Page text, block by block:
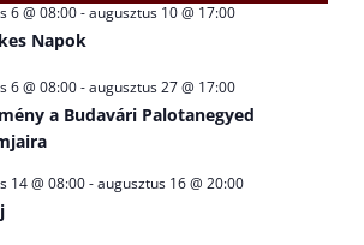
6 @ 08:00-augusztus 10 @ 17:00
Napok
6 @ 08:00-augusztus 27 @ 17:00
a Budavári Palotanegyed
14 @ 08:00-augusztus 16 @ 20:00